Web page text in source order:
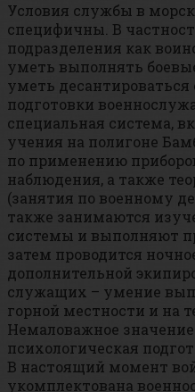
Условия службы в
специфичны. В
подразделения как
уметь выполнять
уметь десантироваться
подготовки
специальная система,
учения на полигоне
по применению
наблюдения, а также
(занятия по военному
также занимаются
системы и выполняют
затем проводится
дополнительной
служащих – умение
горной местности и на
Немаловажное
психологическая
В настоящий момент
укомплектована